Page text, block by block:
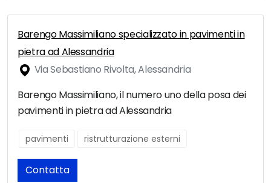
Barengo Massimiliano specializzato in pavimenti in
pietra ad Alessandria
Via Sebastiano Rivolta, Alessandria
Barengo Massimiliano, il numero uno della posa dei
pavimenti in pietra ad Alessandria
pavimenti ristrutturazione esterni
Contatta